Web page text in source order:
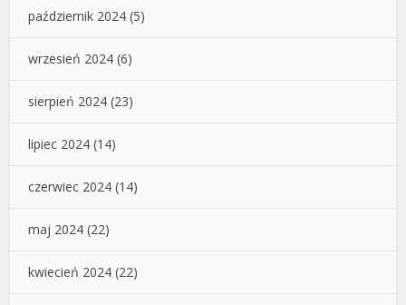
październik 2024 (5)
wrzesień 2024 (6)
sierpień 2024 (23)
lipiec 2024 (14)
czerwiec 2024 (14)
maj 2024 (22)
kwiecień 2024 (22)